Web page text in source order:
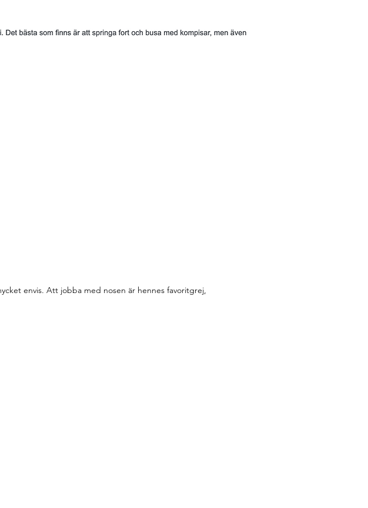
envis. Att jobba med nosen är hennes favoritgrej,